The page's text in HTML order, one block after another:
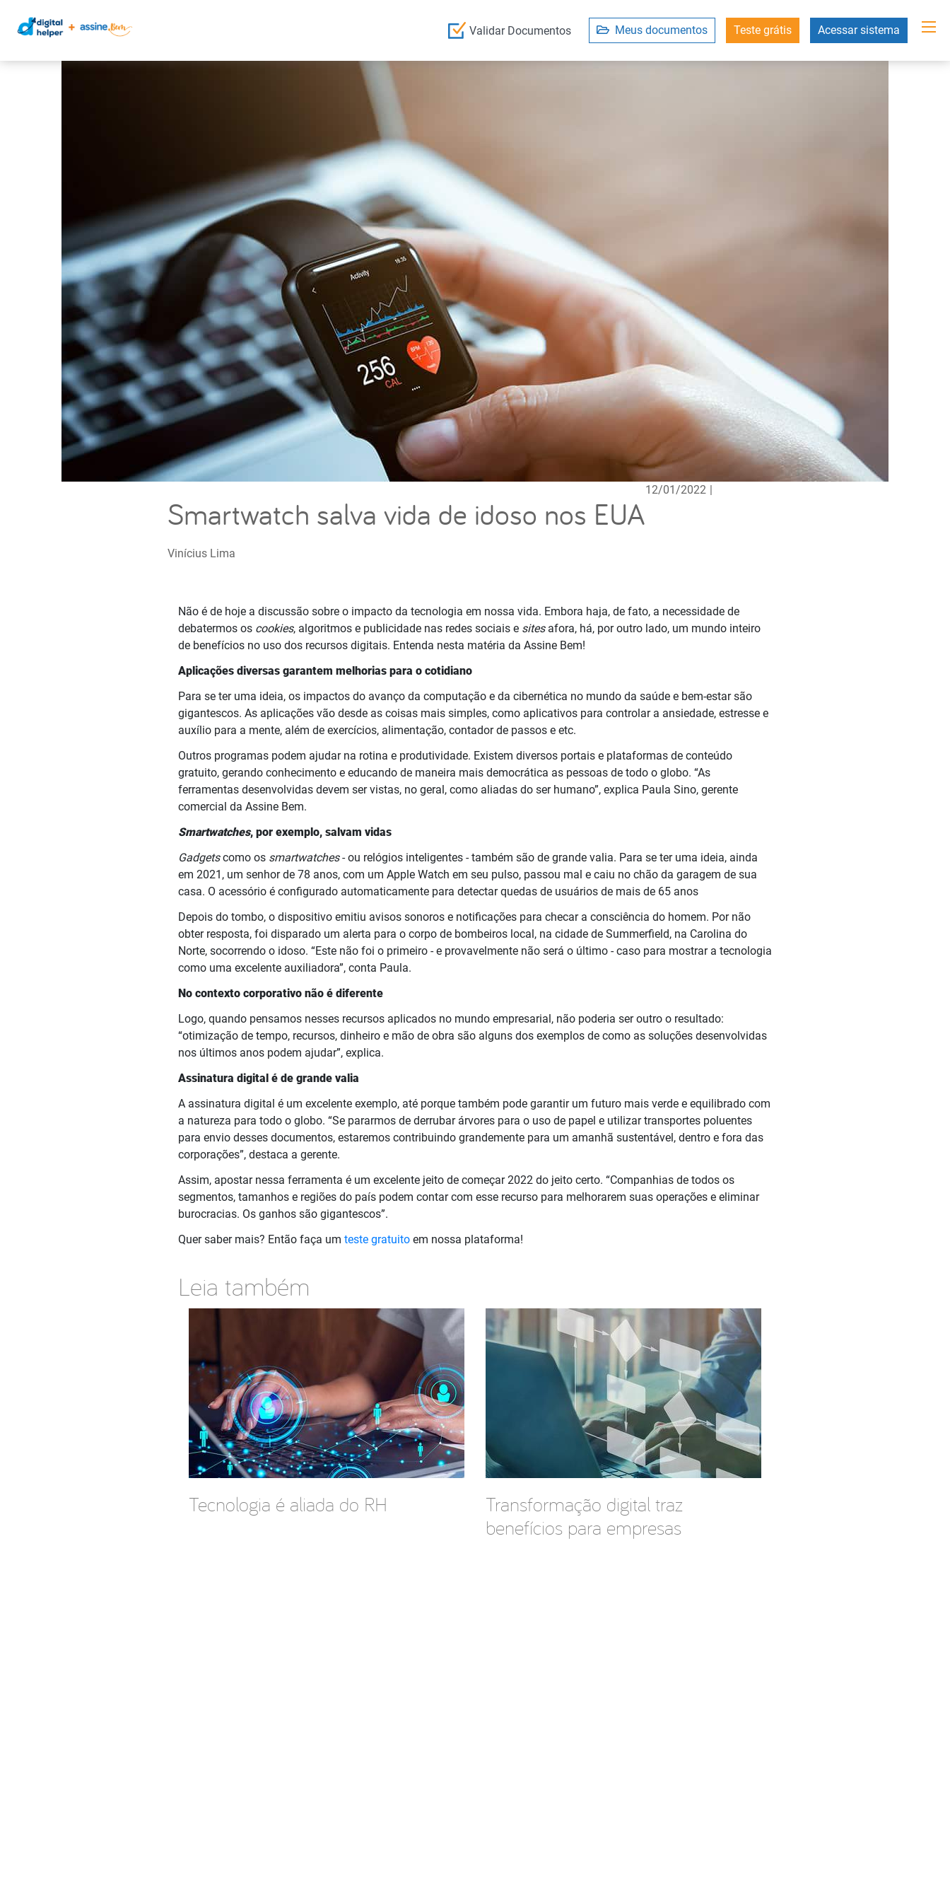
Acessar sistema
Teste grátis
Meus documentos
Validar Documentos
Smartwatch salva vida de idoso nos EUA
12/01/2022 |
Vinícius Lima
Não é de hoje a discussão sobre o impacto da tecnologia em nossa vida. Embora haja, de fato, a necessidade de
debatermos os cookies, algoritmos e publicidade nas redes sociais e sites afora, há, por outro lado, um mundo inteiro
de benefícios no uso dos recursos digitais. Entenda nesta matéria da Assine Bem!
Aplicações diversas garantem melhorias para o cotidiano
Para se ter uma ideia, os impactos do avanço da computação e da cibernética no mundo da saúde e bem-estar são
gigantescos. As aplicações vão desde as coisas mais simples, como aplicativos para controlar a ansiedade, estresse e
auxílio para a mente, além de exercícios, alimentação, contador de passos e etc.
Outros programas podem ajudar na rotina e produtividade. Existem diversos portais e plataformas de conteúdo
gratuito, gerando conhecimento e educando de maneira mais democrática as pessoas de todo o globo. “As
ferramentas desenvolvidas devem ser vistas, no geral, como aliadas do ser humano”, explica Paula Sino, gerente
comercial da Assine Bem.
Smartwatches, por exemplo, salvam vidas
Gadgetscomo os smartwatches- ou relógios inteligentes - também são de grande valia. Para se ter uma ideia, ainda
em 2021, um senhor de 78 anos, com um Apple Watch em seu pulso, passou mal e caiu no chão da garagem de sua
casa. O acessório é configurado automaticamente para detectar quedas de usuários de mais de 65 anos
Depois do tombo, o dispositivo emitiu avisos sonoros e notificações para checar a consciência do homem. Por não
obter resposta, foi disparado um alerta para o corpo de bombeiros local, na cidade de Summerfield, na Carolina do
Norte, socorrendo o idoso. “Este não foi o primeiro - e provavelmente não será o último - caso para mostrar a tecnologia
como uma excelente auxiliadora”, conta Paula.
No contexto corporativo não é diferente
Logo, quando pensamos nesses recursos aplicados no mundo empresarial, não poderia ser outro o resultado:
“otimização de tempo, recursos, dinheiro e mão de obra são alguns dos exemplos de como as soluções desenvolvidas
nos últimos anos podem ajudar”, explica.
Assinatura digital é de grande valia
A assinatura digital é um excelente exemplo, até porque também pode garantir um futuro mais verde e equilibrado com
a natureza para todo o globo. “Se pararmos de derrubar árvores para o uso de papel e utilizar transportes poluentes
para envio desses documentos, estaremos contribuindo grandemente para um amanhã sustentável, dentro e fora das
corporações”, destaca a gerente.
Assim, apostar nessa ferramenta é um excelente jeito de começar 2022 do jeito certo. “Companhias de todos os
segmentos, tamanhos e regiões do país podem contar com esse recurso para melhorarem suas operações e eliminar
burocracias. Os ganhos são gigantescos”.
Quer saber mais? Então faça um teste gratuito em nossa plataforma!
Leia também
Tecnologia é aliada do RH
Transformação digital traz
benefícios para empresas